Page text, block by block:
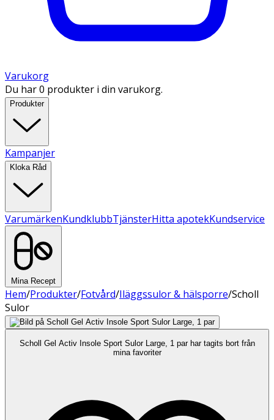
Varukorg
Du har 0 produkter i din varukorg.
Produkter
Kampanjer
Kloka Råd
VarumärkenKundklubbTjänsterHitta apotekKundservice
Mina Recept
Hem/Produkter/Fotvård/Iläggssulor & hälsporre/Scholl
Sulor
Scholl Gel Activ Insole Sport Sulor Large, 1 par har tagits bort från
mina favoriter